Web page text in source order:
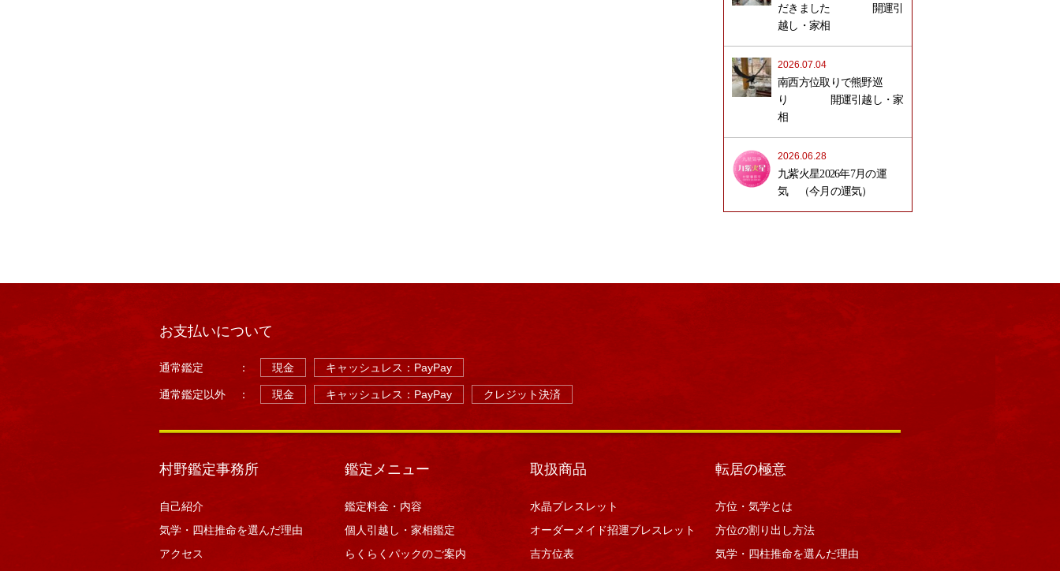
だきました 開運引
越し・家相
2026.07.04
南西方位取りで熊野巡
り 開運引越し・家
相
2026.06.28
九紫火星2026年7月の運
気 （今月の運気）
お支払いについて
通常鑑定 ： 現金 キャッシュレス：PayPay
通常鑑定以外 ： 現金 キャッシュレス：PayPay クレジット決済
村野鑑定事務所
自己紹介
気学・四柱推命を選んだ理由
アクセス
鑑定メニュー
鑑定料金・内容
個人引越し・家相鑑定
らくらくパックのご案内
取扱商品
水晶ブレスレット
オーダーメイド招運ブレスレット
吉方位表
転居の極意
方位・気学とは
方位の割り出し方法
気学・四柱推命を選んだ理由